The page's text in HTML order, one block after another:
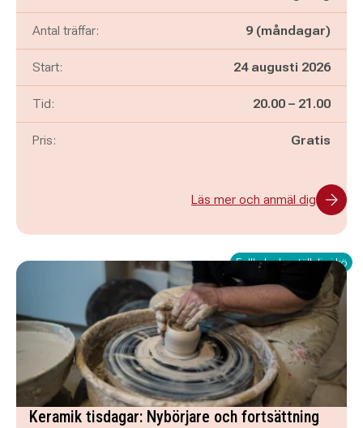
Antal träffar: 9 (måndagar)
Start: 24 augusti 2026
Tid: Pågår mellan
20.00 – och
21.00
Pris: Gratis
Läs mer och anmäl dig
Fullbokad – ställ dig i kö
Keramik tisdagar: Nybörjare och fortsättning